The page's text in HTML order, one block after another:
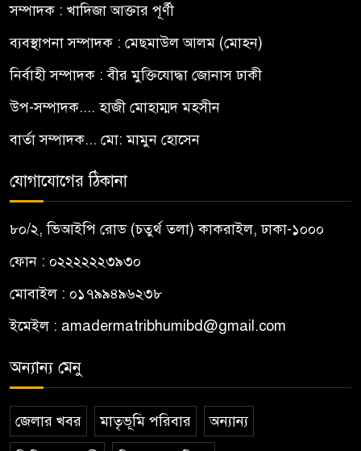
সম্পাদক : খাদিজা আক্তার পূর্ণী
ব্যবস্থাপনা সম্পাদক : মেছমাউল আলম (মোহন)
নির্বাহী সম্পাদক : বীর মুক্তিযোদ্ধা জোনাস ঢাকী
উপ-সম্পাদক.... হাজী মোহাম্মদ মহসীন
বার্তা সম্পাদক... মো: মামুন হোসেন
যোগাযোগের ঠিকানা
৮০/২, ভিআইপি রোড (চতুর্থ তলা) কাকরাইল, ঢাকা-১০০০
ফোন : ০২২২২২২৩৯৩০
মোবাইল : ০১৭৯৯৪৯৬২৩৮
ইমেইল : amadermatribhumibd@gmail.com
অন্যান্য মেনু
জেলার খবর মাতৃভূমি পরিবার অন্যান্য